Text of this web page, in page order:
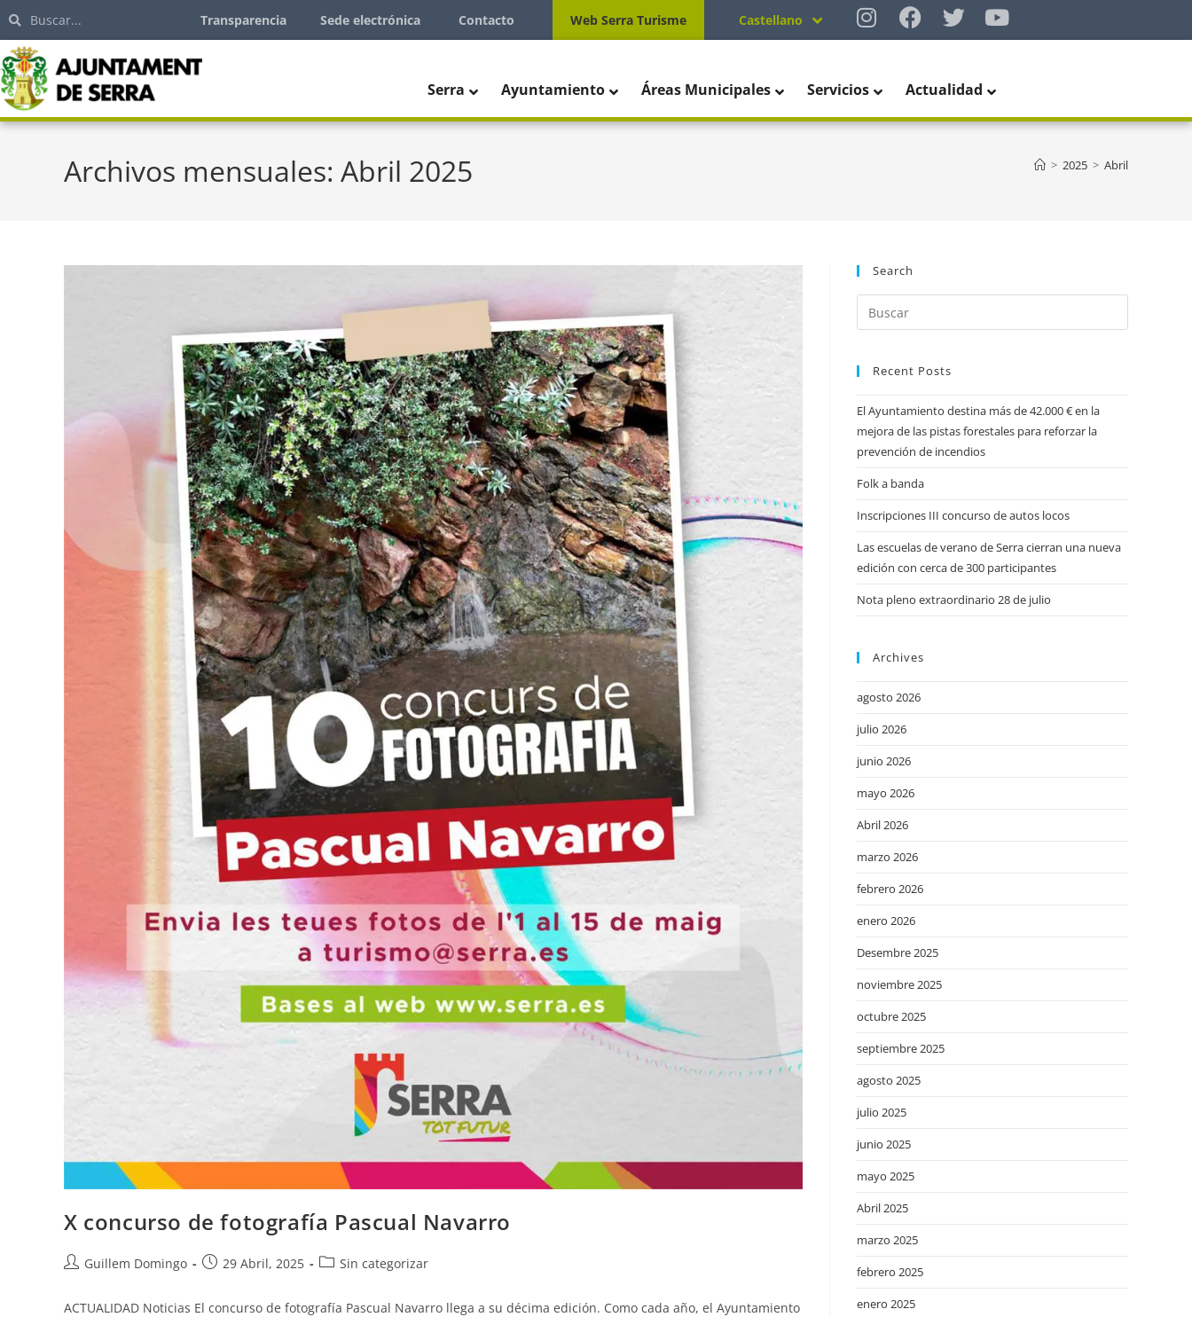
Transparencia Sede electrónica Contacto Web Serra Turisme Castellano
Serra Ayuntamiento Áreas Municipales Servicios Actualidad
Archivos mensuales: Abril 2025 > 2025 > Abril
X concurso de fotografía Pascual Navarro
Guillem Domingo 29 Abril, 2025 Sin categorizar
ACTUALIDAD Noticias El concurso de fotografía Pascual Navarro llega a su décima edición. Como cada año, el Ayuntamiento
Search
Recent Posts
El Ayuntamiento destina más de 42.000 € en la
mejora de las pistas forestales para reforzar la
prevención de incendios
Folk a banda
Inscripciones III concurso de autos locos
Las escuelas de verano de Serra cierran una nueva
edición con cerca de 300 participantes
Nota pleno extraordinario 28 de julio
Archives
agosto 2026
julio 2026
junio 2026
mayo 2026
Abril 2026
marzo 2026
febrero 2026
enero 2026
Desembre 2025
noviembre 2025
octubre 2025
septiembre 2025
agosto 2025
julio 2025
junio 2025
mayo 2025
Abril 2025
marzo 2025
febrero 2025
enero 2025